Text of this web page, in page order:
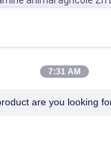
de bore de chélate
l'eau pour les grandes
agricoles de la
7:31 AM
are you looking